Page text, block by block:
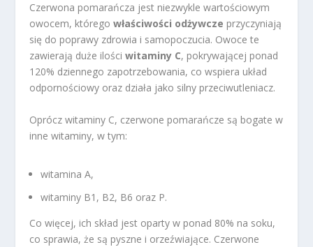
Czerwona pomarańcza jest niezwykle wartościowym
owocem, któregowłaściwości odżywcze przyczyniają
się do poprawy zdrowia i samopoczucia. Owoce te
zawierają duże ilościwitaminy C, pokrywającej ponad
120% dziennego zapotrzebowania, co wspiera układ
odpornościowy oraz działa jako silny przeciwutleniacz.
Oprócz witaminy C, czerwone pomarańcze są bogate w
inne witaminy, w tym:
witamina A,
witaminy B1, B2, B6 oraz P.
Co więcej, ich skład jest oparty w ponad 80% na soku,
co sprawia, że są pyszne i orzeźwiające. Czerwone